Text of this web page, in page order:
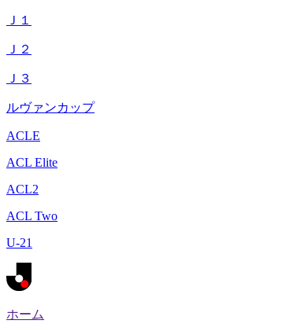
Ｊ１
Ｊ２
Ｊ３
ルヴァンカップ
ACLE
ACL Elite
ACL2
ACL Two
U-21
ホーム